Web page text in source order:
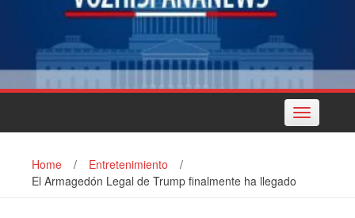
Toggle
navigation
Home / Entretenimiento
/
El Armagedón Legal de Trump finalmente ha llegado